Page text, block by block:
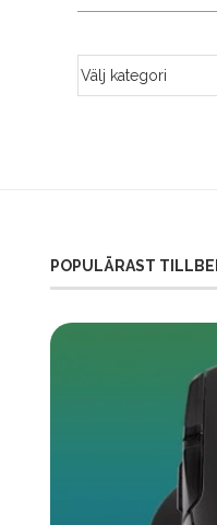
POPULÄRAST